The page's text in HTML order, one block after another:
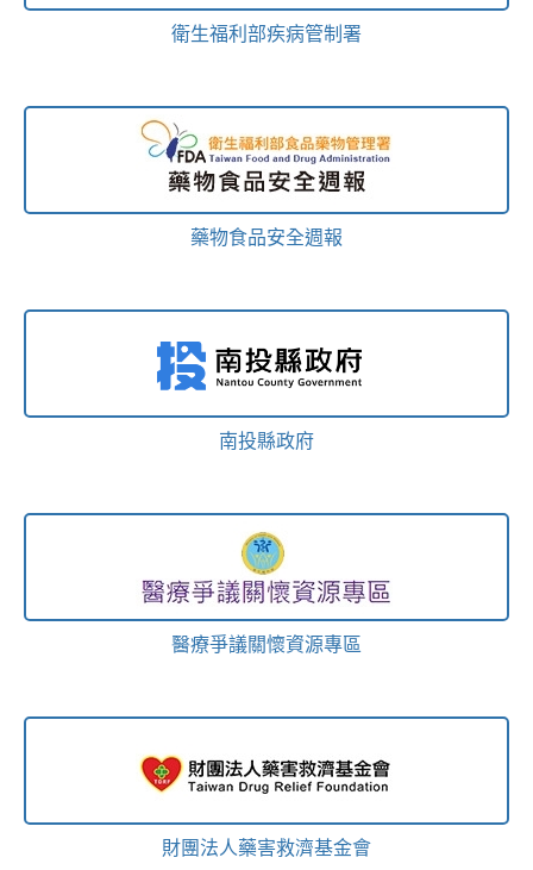
衛生福利部疾病管制署
藥物食品安全週報
南投縣政府
醫療爭議關懷資源專區
財團法人藥害救濟基金會